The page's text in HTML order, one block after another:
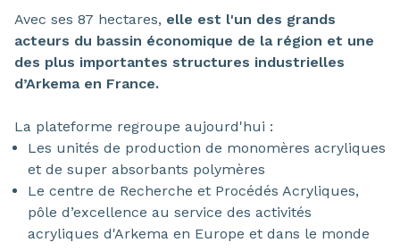
Avec ses 87 hectares, elle est l'un des grands
acteurs du bassin économique de la région et une
des plus importantes structures industrielles
d’Arkema en France.
La plateforme regroupe aujourd'hui :
Les unités de production de monomères acryliques
et de super absorbants polymères
Le centre de Recherche et Procédés Acryliques,
pôle d’excellence au service des activités
acryliques d'Arkema en Europe et dans le monde